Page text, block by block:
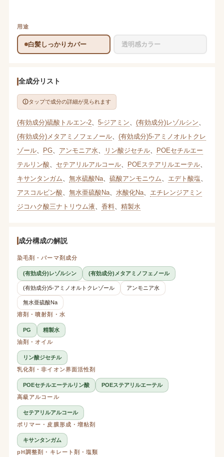
用途
白髪しっかりカバー 透明感カラー
全成分リスト
タップで成分の詳細が見られます
(有効成分)硫酸トルエン-2、 5-ジアミン (有効成分)レゾルシン
(有効成分)メタアミノフェノール、 (有効成分)5-アミノオルトクレ
ゾール、 PG、 アンモニア水 リン酸ジセチル、 POEセチルエー
テルリン酸
セテアリルアルコール、 POEステアリルエーテル、
キサンタンガム
無水硫酸Na、 硫酸アンモニウム エデト酸塩
アスコルビン酸
無水亜硫酸Na、 水酸化Na、 エチレンジアミン
ジコハク酸三ナトリウム液
香料、 精製水
成分構成の解説
染毛剤・パーマ剤成分
(有効成分)レゾルシン (有効成分)メタアミノフェノール
(有効成分)5-アミノオルトクレゾール アンモニア水
無水亜硫酸Na
溶剤・噴射剤・水
PG
精製水
油剤・オイル
リン酸ジセチル
乳化剤・非イオン界面活性剤
POEセチルエーテルリン酸
POEステアリルエーテル
高級アルコール
セテアリルアルコール
ポリマー・皮膜形成・増粘剤
キサンタンガム
pH調整剤・キレート剤・塩類